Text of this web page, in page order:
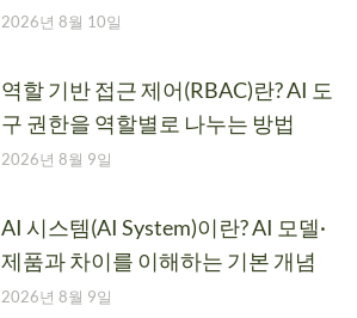
2026년 8월 10일
역할 기반 접근 제어(RBAC)란? AI 도
구 권한을 역할별로 나누는 방법
2026년 8월 9일
AI 시스템(AI System)이란? AI 모델·
제품과 차이를 이해하는 기본 개념
2026년 8월 9일